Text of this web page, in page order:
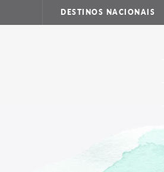
DESTINOS NACIONAIS